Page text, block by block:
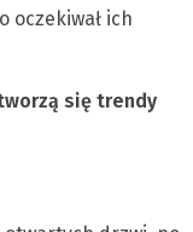
oczekiwał ich
się trendy